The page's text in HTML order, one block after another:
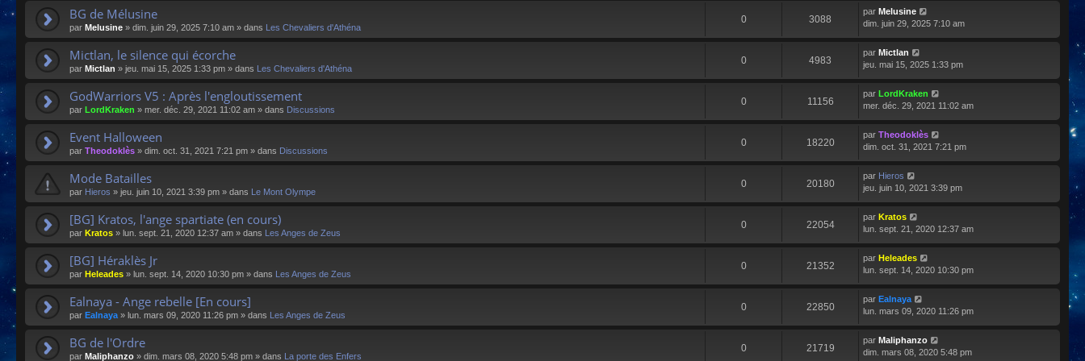
BG de Mélusine
par Melusine » dim. juin 29, 2025 7:10 am » dans Les Chevaliers d'Athéna
0 3088
par Melusine
dim. juin 29, 2025 7:10 am
Mictlan, le silence qui écorche
par Mictlan » jeu. mai 15, 2025 1:33 pm » dans Les Chevaliers d'Athéna
0 4983
par Mictlan
jeu. mai 15, 2025 1:33 pm
GodWarriors V5 : Après l'engloutissement
par LordKraken » mer. déc. 29, 2021 11:02 am » dans Discussions
0 11156
par LordKraken
mer. déc. 29, 2021 11:02 am
Event Halloween
par Theodoklès » dim. oct. 31, 2021 7:21 pm » dans Discussions
0 18220
par Theodoklès
dim. oct. 31, 2021 7:21 pm
Mode Batailles
par Hieros » jeu. juin 10, 2021 3:39 pm » dans Le Mont Olympe
0 20180
par Hieros
jeu. juin 10, 2021 3:39 pm
[BG] Kratos, l'ange spartiate (en cours)
par Kratos » lun. sept. 21, 2020 12:37 am » dans Les Anges de Zeus
0 22054
par Kratos
lun. sept. 21, 2020 12:37 am
[BG] Héraklès Jr
par Heleades » lun. sept. 14, 2020 10:30 pm » dans Les Anges de Zeus
0 21352
par Heleades
lun. sept. 14, 2020 10:30 pm
Ealnaya - Ange rebelle [En cours]
par Ealnaya» lun. mars 09, 2020 11:26 pm » dans Les Anges de Zeus
0 22850
par Ealnaya
lun. mars 09, 2020 11:26 pm
BG de l'Ordre
par Maliphanzo » dim. mars 08, 2020 5:48 pm » dans La porte des Enfers
0 21719
par Maliphanzo
dim. mars 08, 2020 5:48 pm